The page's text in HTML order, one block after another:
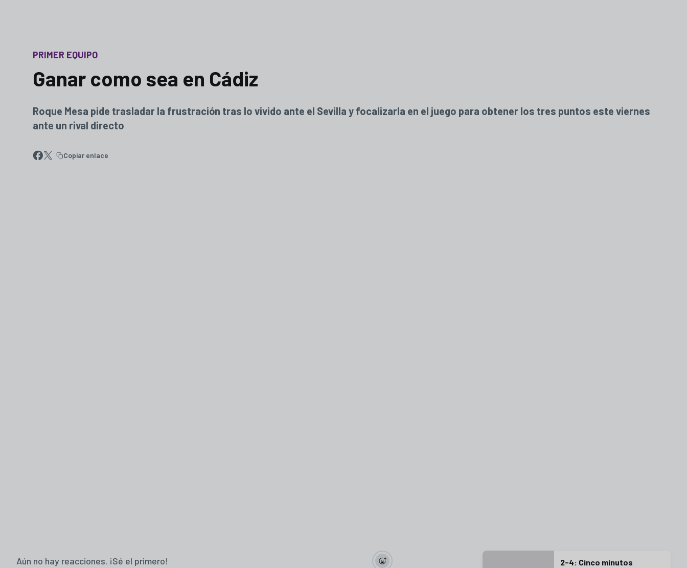
PRIMER EQUIPO
Ganar como sea en Cádiz
Roque Mesa pide trasladar la frustración tras lo vivido ante el Sevilla y focalizarla en el juego para obtener los tres puntos este viernes
ante un rival directo
Copiar enlace
Aún no hay reacciones. ¡Sé el primero!
2-4: Cinco minutos